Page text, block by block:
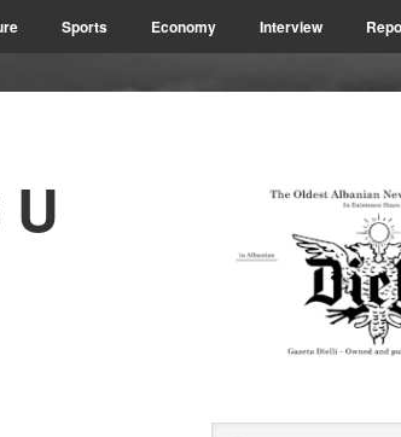
Sports Economy Interview